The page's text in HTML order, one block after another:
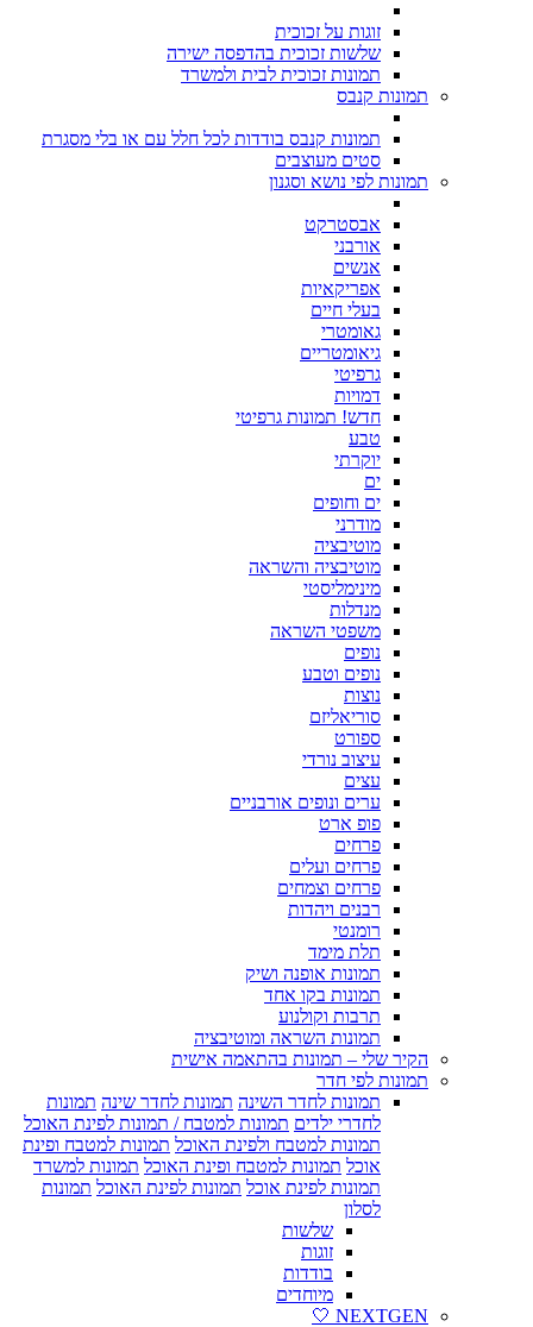
זוגות על זכוכית
שלשות זכוכית בהדפסה ישירה
תמונות זכוכית לבית ולמשרד
תמונות קנבס
תמונות קנבס בודדות לכל חלל עם או בלי מסגרת
סטים מעוצבים
תמונות לפי נושא וסגנון
אבסטרקט
אורבני
אנשים
אפריקאיות
בעלי חיים
גאומטרי
גיאומטריים
גרפיטי
דמויות
חדש! תמונות גרפיטי
טבע
יוקרתי
ים
ים וחופים
מודרני
מוטיבציה
מוטיבציה והשראה
מינימליסטי
מנדלות
משפטי השראה
נופים
נופים וטבע
נוצות
סוריאליזם
ספורט
עיצוב נורדי
עצים
ערים ונופים אורבניים
פופ ארט
פרחים
פרחים ועלים
פרחים וצמחים
רבנים ויהדות
רומנטי
תלת מימד
תמונות אופנה ושיק
תמונות בקו אחד
תרבות וקולנוע
תמונות השראה ומוטיבציה
הקיר שלי – תמונות בהתאמה אישית
תמונות לפי חדר
תמונות לחדר השינה תמונות לחדר שינה תמונות
לחדרי ילדים תמונות למטבח / תמונות לפינת האוכל
תמונות למטבח ולפינת האוכל תמונות למטבח ופינת
אוכל תמונות למטבח ופינת האוכל תמונות למשרד
תמונות לפינת אוכל תמונות לפינת האוכל תמונות
לסלון
שלשות
זוגות
בודדות
מיוחדים
NEXTGEN 🤍